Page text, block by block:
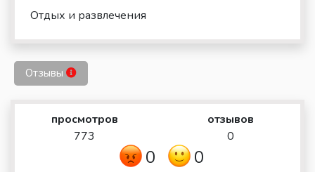
Отдых и развлечения
Отзывы
просмотров
773
отзывов
0
0 0